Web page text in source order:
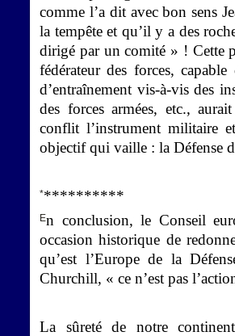
comme l’a dit avec bon sens
la tempête et qu’il y a des
dirigé par un comité » ! Cette
fédérateur des forces,
d’entraînement vis-à-vis des
des forces armées, etc.,
conflit l’instrument militaire
objectif qui vaille : la Défense
***********
En conclusion, le Conseil
occasion historique de
qu’est l’Europe de la
Churchill, « ce n’est pas
La sûreté de notre